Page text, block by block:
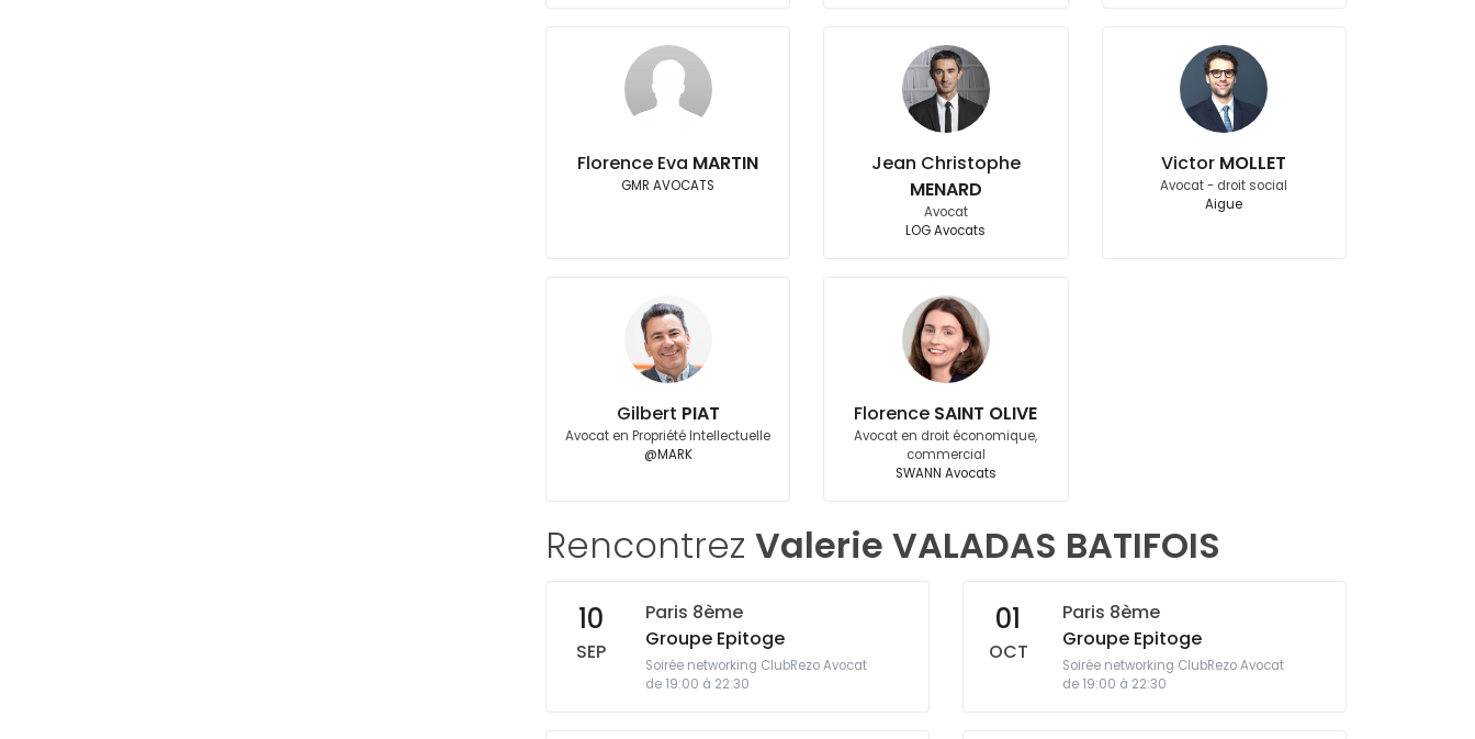
Florence Eva MARTIN
GMR AVOCATS
Jean Christophe
MENARD
Avocat
LOG Avocats
Victor MOLLET
Avocat - droit social
Aigue
Gilbert PIAT
Avocat en Propriété Intellectuelle
@MARK
Florence SAINT OLIVE
Avocat en droit économique,
commercial
SWANN Avocats
Rencontrez Valerie VALADAS BATIFOIS
10
SEP
Paris 8ème
Groupe Epitoge
Soirée networking ClubRezo Avocat
de 19:00 à 22:30
01
OCT
Paris 8ème
Groupe Epitoge
Soirée networking ClubRezo Avocat
de 19:00 à 22:30